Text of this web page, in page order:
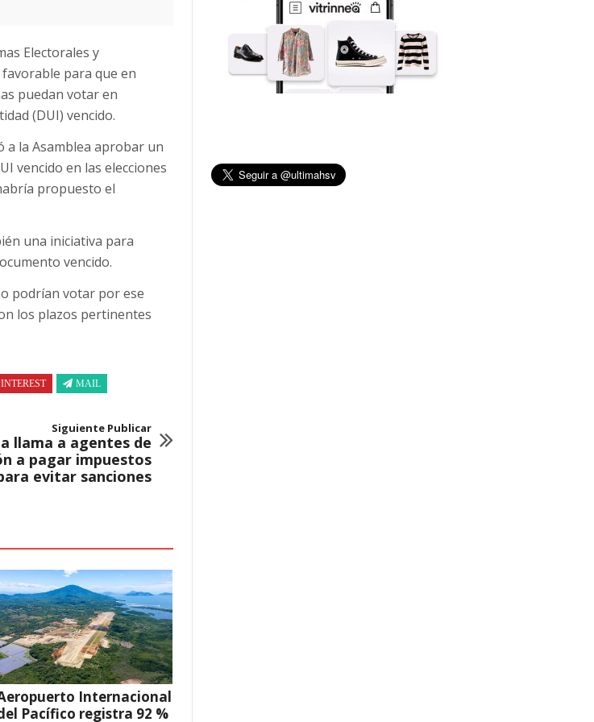
Electorales y
para que en
puedan votar en
(DUI) vencido.
a la Asamblea aprobar un
vencido en las elecciones
propuesto el
una iniciativa para
vencido.
podrían votar por ese
los plazos pertinentes
MAIL
Siguiente Publicar
llama a agentes de
a pagar impuestos
evitar sanciones
Internacional
Pacífico registra 92 %